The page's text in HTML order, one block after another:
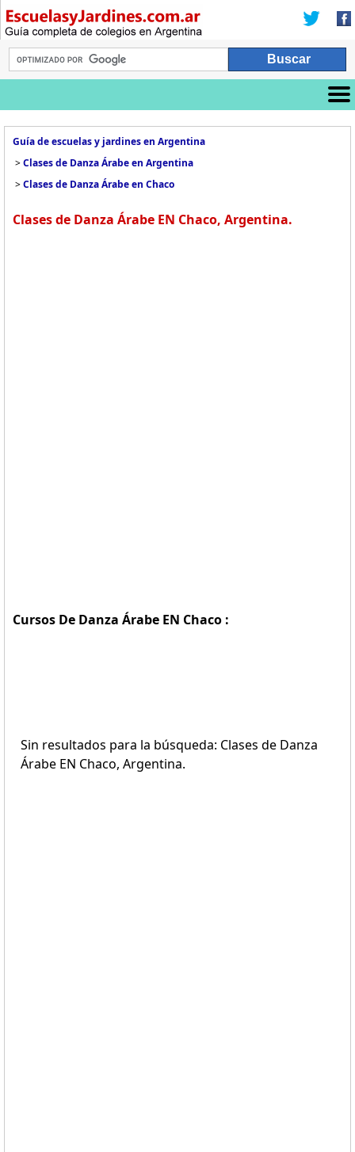
Guía de escuelas y jardines en Argentina
>Clases de Danza Árabe en Argentina
>Clases de Danza Árabe en Chaco
Clases de Danza Árabe EN Chaco, Argentina.
Cursos De Danza Árabe EN Chaco :
Sin resultados para la búsqueda: Clases de Danza
Árabe EN Chaco, Argentina.